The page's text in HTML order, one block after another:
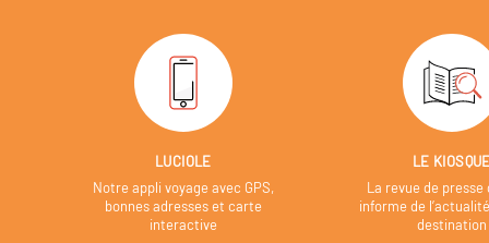
LUCIOLE
Notre appli voyage avec GPS,
bonnes adresses et carte
interactive
LE
La revue de presse
informe de
destination